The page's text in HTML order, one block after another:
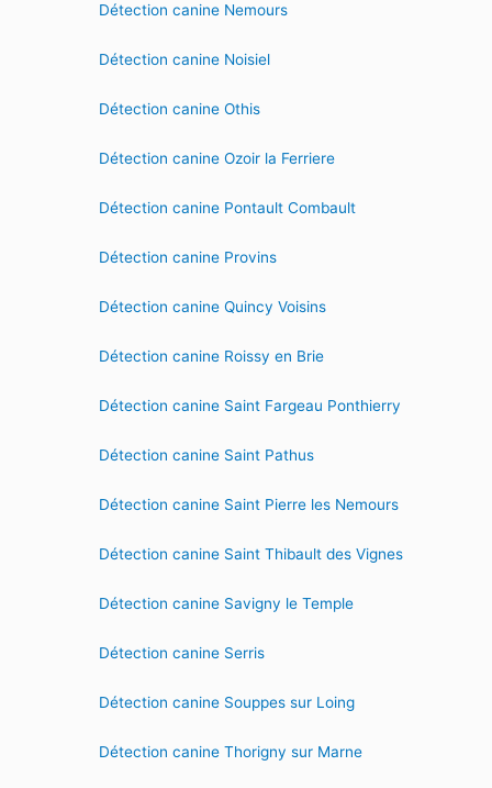
Détection canine Nemours
Détection canine Noisiel
Détection canine Othis
Détection canine Ozoir la Ferriere
Détection canine Pontault Combault
Détection canine Provins
Détection canine Quincy Voisins
Détection canine Roissy en Brie
Détection canine Saint Fargeau Ponthierry
Détection canine Saint Pathus
Détection canine Saint Pierre les Nemours
Détection canine Saint Thibault des Vignes
Détection canine Savigny le Temple
Détection canine Serris
Détection canine Souppes sur Loing
Détection canine Thorigny sur Marne